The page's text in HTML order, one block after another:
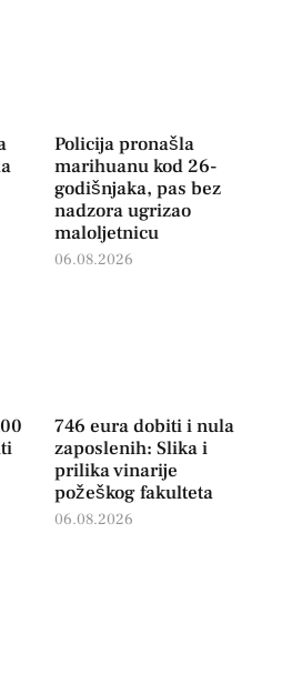
Policija pronašla
marihuanu kod 26-
godišnjaka, pas bez
nadzora ugrizao
maloljetnicu
06.08.2026
746 eura dobiti i nula
zaposlenih: Slika i
prilika vinarije
požeškog fakulteta
06.08.2026